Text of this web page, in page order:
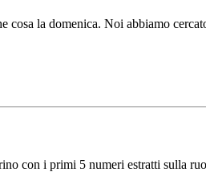
cosa la domenica. Noi abbiamo
con i primi 5 numeri estratti sulla